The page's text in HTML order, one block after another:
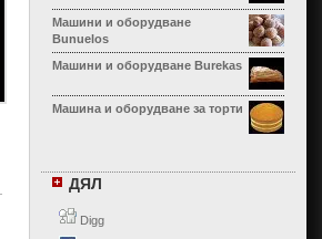
Машини и оборудване
Bunuelos
Машини и оборудване Burekas
Машина и оборудване за торти
Машина и оборудване за
канелони
ДЯЛ
Digg